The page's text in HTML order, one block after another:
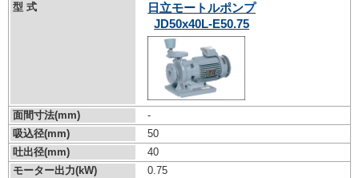
型 式
日立モートルポンプ
JD50x40L-E50.75
面間寸法(mm)
-
吸込径(mm)
50
吐出径(mm)
40
モーター出力(kW)
0.75